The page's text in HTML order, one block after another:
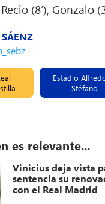
(8′), Gonzalo
Estadio
Stéfano
es relevante...
Vinicius deja vista
sentencia su
con el Real Madrid